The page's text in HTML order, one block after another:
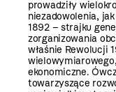
prowadziły
niezadowolenia,
1892 – strajku
zorganizowania
właśnie Rewolucji
ekonomiczne.
towarzyszące